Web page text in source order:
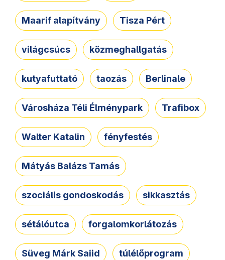
Maarif alapítvány Tisza Pért
világcsúcs közmeghallgatás
kutyafuttató taozás Berlinale
Városháza Téli Élménypark Trafibox
Walter Katalin fényfestés
Mátyás Balázs Tamás
szociális gondoskodás sikkasztás
sétálóutca forgalomkorlátozás
Süveg Márk Saiid túlélőprogram